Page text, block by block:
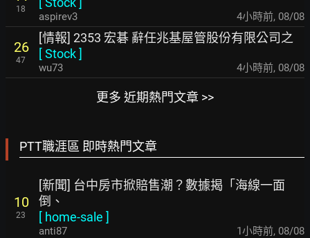
18
aspirev3 4小時前, 08/08
26
47
[情報] 2353 宏碁 辭任兆基屋管股份有限公司之
[Stock]
wu73 4小時前, 08/08
更多 近期熱門文章 >>
PTT職涯區 即時熱門文章
10
23
[新聞] 台中房市掀賠售潮？數據揭「海線一面
倒、
[ home-sale ]
anti87 1小時前, 08/08